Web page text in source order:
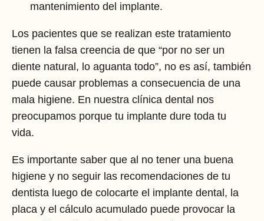
mantenimiento del implante.
Los pacientes que se realizan este tratamiento
tienen la falsa creencia de que “por no ser un
diente natural, lo aguanta todo”, no es así, también
puede causar problemas a consecuencia de una
mala higiene. En nuestra clínica dental nos
preocupamos porque tu implante dure toda tu
vida.
Es importante saber que al no tener una buena
higiene y no seguir las recomendaciones de tu
dentista luego de colocarte el implante dental, la
placa y el cálculo acumulado puede provocar la